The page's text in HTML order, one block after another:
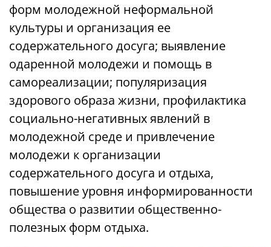
форм молодежной неформальной
культуры и организация ее
содержательного досуга; выявление
одаренной молодежи и помощь в
самореализации; популяризация
здорового образа жизни, профилактика
социально-негативных явлений в
молодежной среде и привлечение
молодежи к организации
содержательного досуга и отдыха,
повышение уровня информированности
общества о развитии общественно-
полезных форм отдыха.